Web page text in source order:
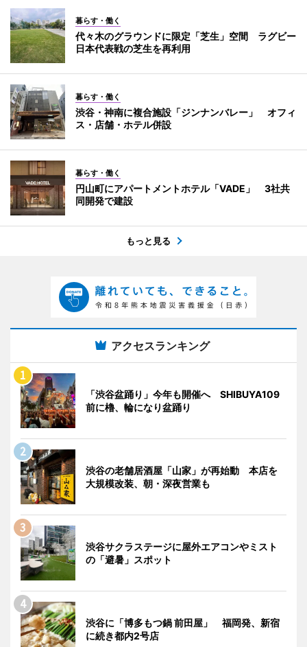
暮らす・働く
代々木のグラウンドに限定「芝生」空間 ラグビー
日本代表戦の芝生を再利用
暮らす・働く
渋谷・神南に複合施設「ジンナンバレー」 オフィ
ス・店舗・ホテル併設
暮らす・働く
円山町にアパートメントホテル「VADE」 3社共
同開発で建設
もっと見る
アクセスランキング
「渋谷盆踊り」今年も開催へ SHIBUYA109
前に櫓、輪になり盆踊り
渋谷の老舗居酒屋「山家」が再始動 本店を
大規模改装、朝・深夜営業も
渋谷サクラステージに屋外エアコンやミスト
の「避暑」スポット
渋谷に「博多もつ鍋 前田屋」 福岡発、新宿
に続き都内2号店